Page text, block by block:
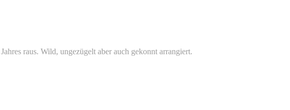
raus. Wild, ungezügelt aber auch gekonnt arrangiert.